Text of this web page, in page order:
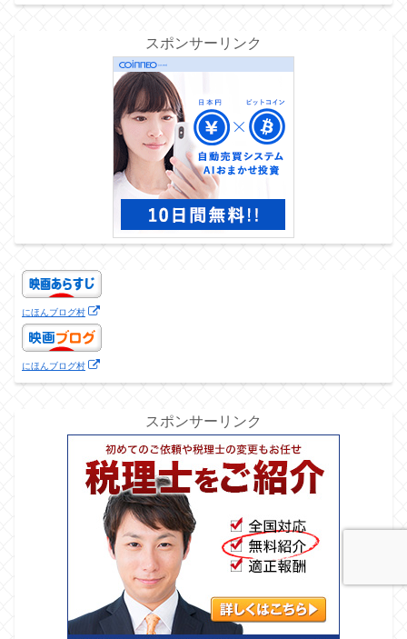
スポンサーリンク
にほんブログ村
にほんブログ村
スポンサーリンク